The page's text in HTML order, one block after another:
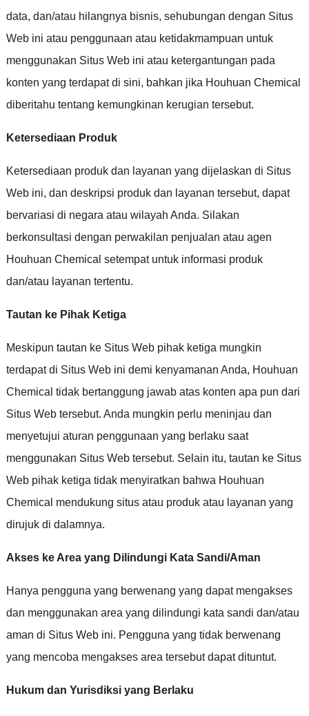
data, dan/atau hilangnya bisnis, sehubungan dengan Situs
Web ini atau penggunaan atau ketidakmampuan untuk
menggunakan Situs Web ini atau ketergantungan pada
konten yang terdapat di sini, bahkan jika Houhuan Chemical
diberitahu tentang kemungkinan kerugian tersebut.
Ketersediaan Produk
Ketersediaan produk dan layanan yang dijelaskan di Situs
Web ini, dan deskripsi produk dan layanan tersebut, dapat
bervariasi di negara atau wilayah Anda. Silakan
berkonsultasi dengan perwakilan penjualan atau agen
Houhuan Chemical setempat untuk informasi produk
dan/atau layanan tertentu.
Tautan ke Pihak Ketiga
Meskipun tautan ke Situs Web pihak ketiga mungkin
terdapat di Situs Web ini demi kenyamanan Anda, Houhuan
Chemical tidak bertanggung jawab atas konten apa pun dari
Situs Web tersebut. Anda mungkin perlu meninjau dan
menyetujui aturan penggunaan yang berlaku saat
menggunakan Situs Web tersebut. Selain itu, tautan ke Situs
Web pihak ketiga tidak menyiratkan bahwa Houhuan
Chemical mendukung situs atau produk atau layanan yang
dirujuk di dalamnya.
Akses ke Area yang Dilindungi Kata Sandi/Aman
Hanya pengguna yang berwenang yang dapat mengakses
dan menggunakan area yang dilindungi kata sandi dan/atau
aman di Situs Web ini. Pengguna yang tidak berwenang
yang mencoba mengakses area tersebut dapat dituntut.
Hukum dan Yurisdiksi yang Berlaku